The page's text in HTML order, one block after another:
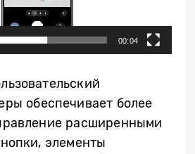
00:04
обеспечивает более
расширенными
элементы